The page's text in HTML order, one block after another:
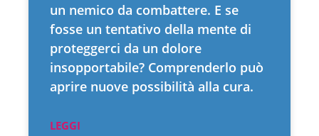
un nemico da combattere. E se
fosse un tentativo della mente di
proteggerci da un dolore
insopportabile? Comprenderlo può
aprire nuove possibilità alla cura.
LEGGI